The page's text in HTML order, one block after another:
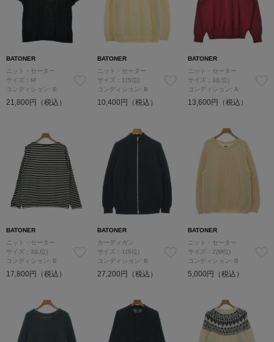
BATONER
ニット・セーター
サイズ：M
コンディション: B
21,800円（税込）
BATONER
ニット・セーター
サイズ：1(S位)
コンディション: B
10,400円（税込）
BATONER
ニット・セーター
サイズ：3(L位)
コンディション: A
13,600円（税込）
BATONER
ニット・セーター
サイズ：3(L位)
コンディション: B
17,800円（税込）
BATONER
カーディガン
サイズ：1(S位)
コンディション: B
27,200円（税込）
BATONER
ニット・セーター
サイズ：2(M位)
コンディション: B
5,000円（税込）